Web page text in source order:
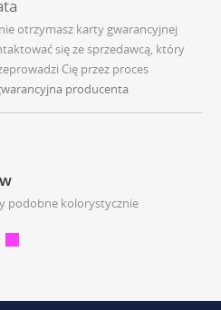
otrzymasz karty gwarancyjnej
się ze sprzedawcą, który
Cię przez proces
producenta
podobne kolorystycznie